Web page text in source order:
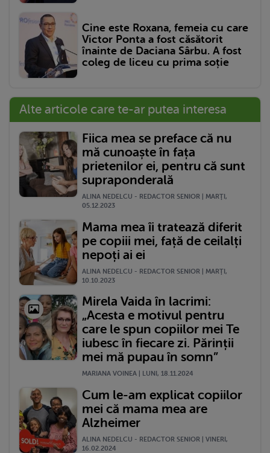
Cine este Roxana, femeia cu care
Victor Ponta a fost căsătorit
înainte de Daciana Sârbu. A fost
coleg de liceu cu prima soție
Alte articole care te-ar putea interesa
Fiica mea se preface că nu
mă cunoaște în fața
prietenilor ei, pentru că sunt
supraponderală
ALINA NEDELCU - REDACTOR SENIOR | MARŢI,
05.12.2023
Mama mea îi tratează diferit
pe copiii mei, față de ceilalți
nepoți ai ei
ALINA NEDELCU - REDACTOR SENIOR | MARŢI,
10.10.2023
Mirela Vaida în lacrimi:
„Acesta e motivul pentru
care le spun copiilor mei Te
iubesc în fiecare zi. Părinții
mei mă pupau în somn”
MARIANA VOINEA | LUNI, 18.11.2024
Cum le-am explicat copiilor
mei că mama mea are
Alzheimer
ALINA NEDELCU - REDACTOR SENIOR | VINERI,
16.02.2024